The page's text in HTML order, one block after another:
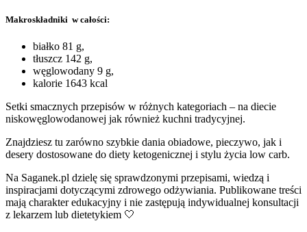
Makroskładniki w całości:
białko 81 g,
tłuszcz 142 g,
węglowodany 9 g,
kalorie 1643 kcal
Setki smacznych przepisów w różnych kategoriach – na diecie
niskowęglowodanowej jak również kuchni tradycyjnej.
Znajdziesz tu zarówno szybkie dania obiadowe, pieczywo, jak i
desery dostosowane do diety ketogenicznej i stylu życia low carb.
Na Saganek.pl dzielę się sprawdzonymi przepisami, wiedzą i
inspiracjami dotyczącymi zdrowego odżywiania. Publikowane treści
mają charakter edukacyjny i nie zastępują indywidualnej konsultacji
z lekarzem lub dietetykiem 🤍